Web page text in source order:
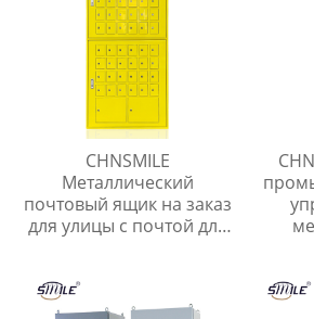
CHNSMILE
Металлический
почтовый ящик на заказ
для улицы с почтой для